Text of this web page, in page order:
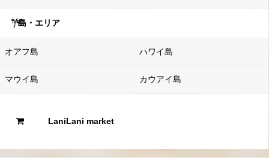
島・エリア
オアフ島 ハワイ島
マウイ島 カウアイ島
LaniLani market